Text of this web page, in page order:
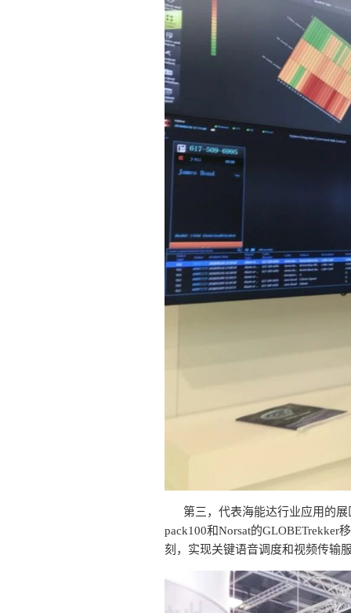
第三，代表海能达行业应用的
pack100和Norsat的
刻，实现关键语音调度和视频传输